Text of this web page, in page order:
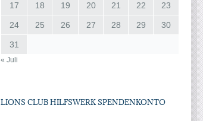
17 18 19 20 21 22 23
24 25 26 27 28 29 30
31
« Juli
LIONS CLUB HILFSWERK SPENDENKONTO